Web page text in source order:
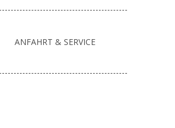
ANFAHRT & SERVICE